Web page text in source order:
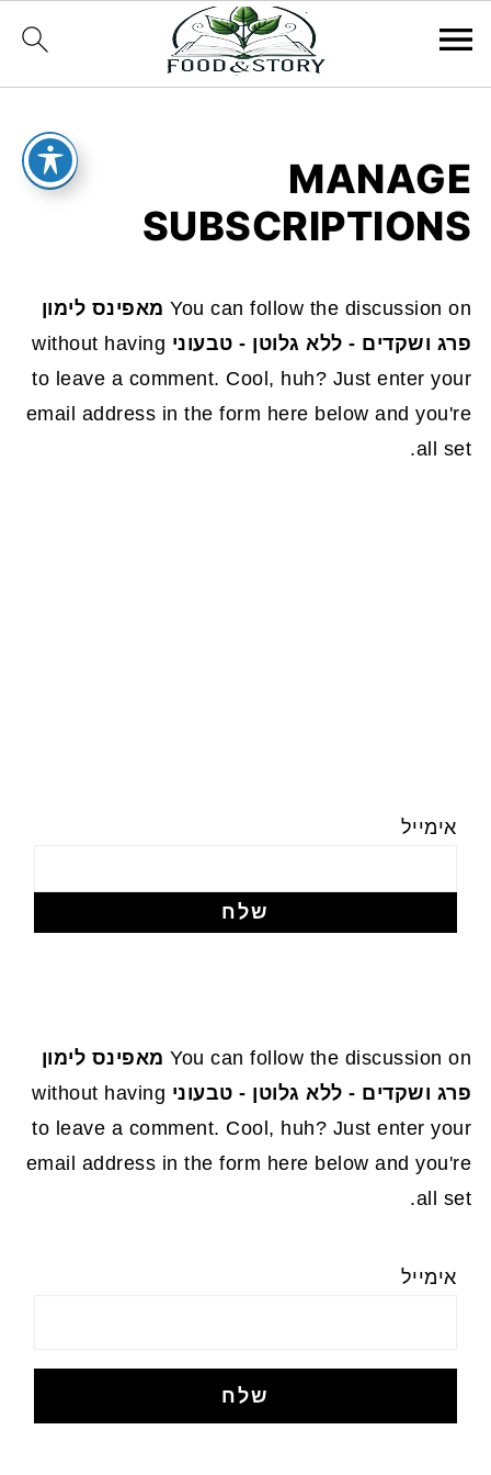
MANAGE
SUBSCRIPTIONS
You can follow the discussion on מאפינס לימון
פרג ושקדים - ללא גלוטן - טבעוני without having
to leave a comment. Cool, huh? Just enter your
email address in the form here below and you're
all set.
אימייל
You can follow the discussion on מאפינס לימון
פרג ושקדים - ללא גלוטן - טבעוני without having
to leave a comment. Cool, huh? Just enter your
email address in the form here below and you're
all set.
אימייל